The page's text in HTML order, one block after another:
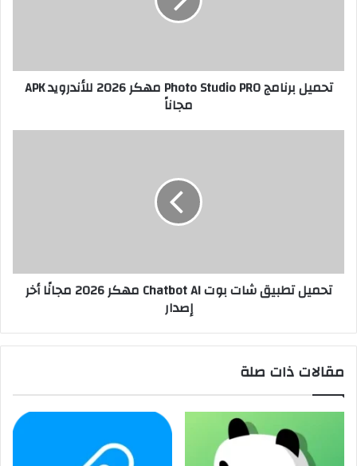
تحميل برنامج Photo Studio PRO مهكر 2026 للأندرويد APK
مجاناً
تحميل تطبيق شات بوت Chatbot AI مهكر 2026 مجانًا أخر
إصدار
مقالات ذات صلة